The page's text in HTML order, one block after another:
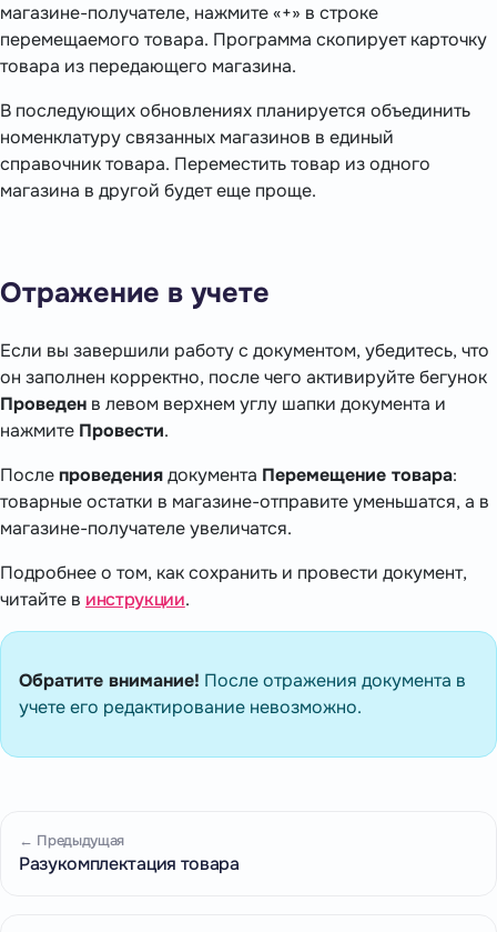
магазине-получателе, нажмите «+» в строке
перемещаемого товара. Программа скопирует карточку
товара из передающего магазина.
В последующих обновлениях планируется объединить
номенклатуру связанных магазинов в единый
справочник товара. Переместить товар из одного
магазина в другой будет еще проще.
Отражение в учете
Если вы завершили работу с документом, убедитесь, что
он заполнен корректно, после чего активируйте бегунок
Проведен в левом верхнем углу шапки документа и
нажмите Провести.
Послепроведениядокумента Перемещение товара:
товарные остатки в магазине-отправите уменьшатся, а в
магазине-получателе увеличатся.
Подробнее о том, как сохранить и провести документ,
читайте в инструкции.
Обратите внимание! После отражения документа в
учете его редактирование невозможно.
← Предыдущая
Разукомплектация товара